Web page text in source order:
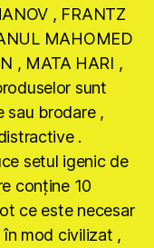
, FRANTZ
MAHOMED
, MATA HARI ,
sunt
sau brodare ,
.
setul igenic de
conţine 10
ce este necesar
în mod civilizat ,